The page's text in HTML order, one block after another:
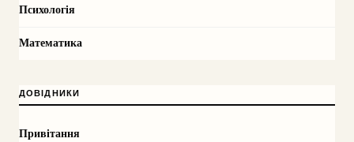
Психологія
Математика
ДОВІДНИКИ
Привітання